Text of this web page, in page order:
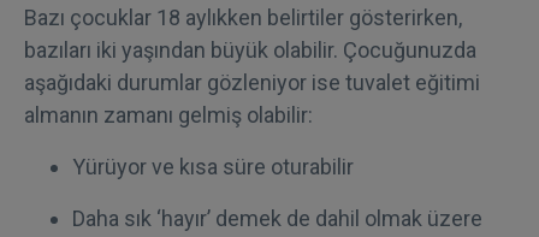
Bazı çocuklar 18 aylıkken belirtiler gösterirken,
bazıları iki yaşından büyük olabilir. Çocuğunuzda
aşağıdaki durumlar gözleniyor ise tuvalet eğitimi
almanın zamanı gelmiş olabilir:
Yürüyor ve kısa süre oturabilir
Daha sık ‘hayır’ demek de dahil olmak üzere